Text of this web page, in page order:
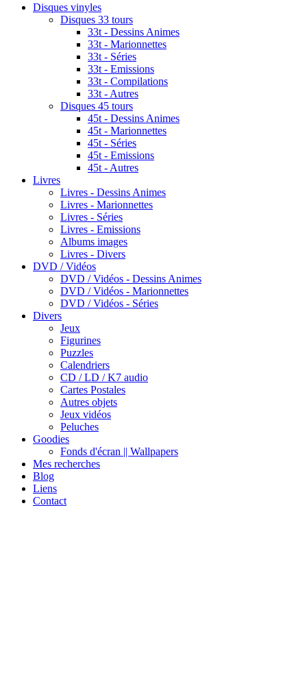
Disques vinyles
Disques 33 tours
33t - Dessins Animes
33t - Marionnettes
33t - Séries
33t - Emissions
33t - Compilations
33t - Autres
Disques 45 tours
45t - Dessins Animes
45t - Marionnettes
45t - Séries
45t - Emissions
45t - Autres
Livres
Livres - Dessins Animes
Livres - Marionnettes
Livres - Séries
Livres - Emissions
Albums images
Livres - Divers
DVD / Vidéos
DVD / Vidéos - Dessins Animes
DVD / Vidéos - Marionnettes
DVD / Vidéos - Séries
Divers
Jeux
Figurines
Puzzles
Calendriers
CD / LD / K7 audio
Cartes Postales
Autres objets
Jeux vidéos
Peluches
Goodies
Fonds d'écran || Wallpapers
Mes recherches
Blog
Liens
Contact